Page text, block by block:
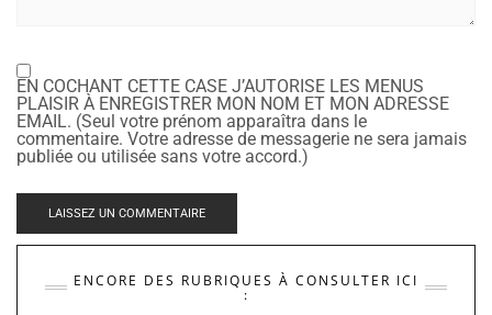
EN COCHANT CETTE CASE J’AUTORISE LES MENUS
PLAISIR À ENREGISTRER MON NOM ET MON ADRESSE
EMAIL. (Seul votre prénom apparaîtra dans le
commentaire. Votre adresse de messagerie ne sera jamais
publiée ou utilisée sans votre accord.)
ENCORE DES RUBRIQUES À CONSULTER ICI
: